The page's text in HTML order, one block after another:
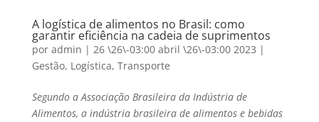
A logística de alimentos no Brasil: como
garantir eficiência na cadeia de suprimentos
por admin | 26 \26\-03:00 abril \26\-03:00 2023 |
Gestão, Logística, Transporte
Segundo a Associação Brasileira da Indústria de
Alimentos, a indústria brasileira de alimentos e bebidas